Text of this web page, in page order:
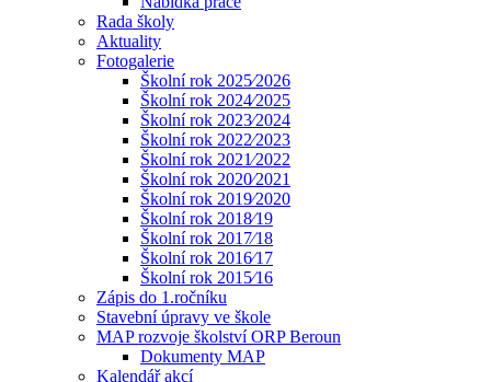
Rada školy
Aktuality
Fotogalerie
Školní rok 2025⁄2026
Školní rok 2024⁄2025
Školní rok 2023⁄2024
Školní rok 2022⁄2023
Školní rok 2021⁄2022
Školní rok 2020⁄2021
Školní rok 2019⁄2020
Školní rok 2018⁄19
Školní rok 2017⁄18
Školní rok 2016⁄17
Školní rok 2015⁄16
Zápis do 1.ročníku
Stavební úpravy ve škole
MAP rozvoje školství ORP Beroun
Dokumenty MAP
Kalendář akcí